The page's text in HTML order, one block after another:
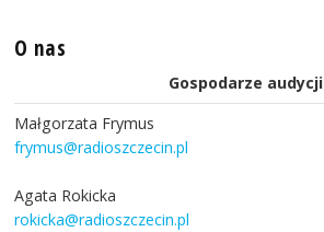
O nas
Gospodarze audycji
Małgorzata Frymus
frymus@radioszczecin.pl
Agata Rokicka
rokicka@radioszczecin.pl